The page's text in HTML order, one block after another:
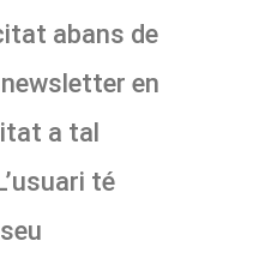
abans de
en
a tal
té